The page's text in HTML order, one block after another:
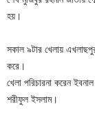
হয়।
সকাল ৯টার খেলায়
করে।
খেলা পরিচারনা করেন
শরীফুল ইসলাম।